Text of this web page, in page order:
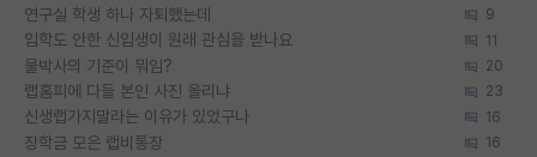
연구실 학생 하나 자퇴했는데 9
입학도 안한 신입생이 원래 관심을 받나요 11
물박사의 기준이 뭐임? 20
랩홈피에 다들 본인 사진 올리냐 23
신생랩가지말라는 이유가 있었구나 16
장학금 모은 랩비통장 16